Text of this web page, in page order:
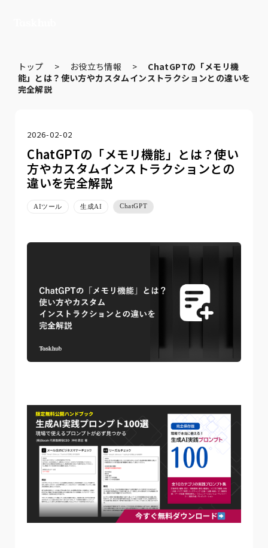
トップ > お役立ち情報 > ChatGPTの「メモリ機
能」とは？使い方やカスタムインストラクションとの違いを
完全解説
2026-02-02
ChatGPTの「メモリ機能」とは？使い
方やカスタムインストラクションとの
違いを完全解説
AIツール 生成AI ChatGPT